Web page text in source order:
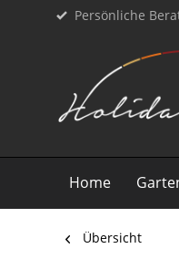
Persönliche
Home
Übersicht